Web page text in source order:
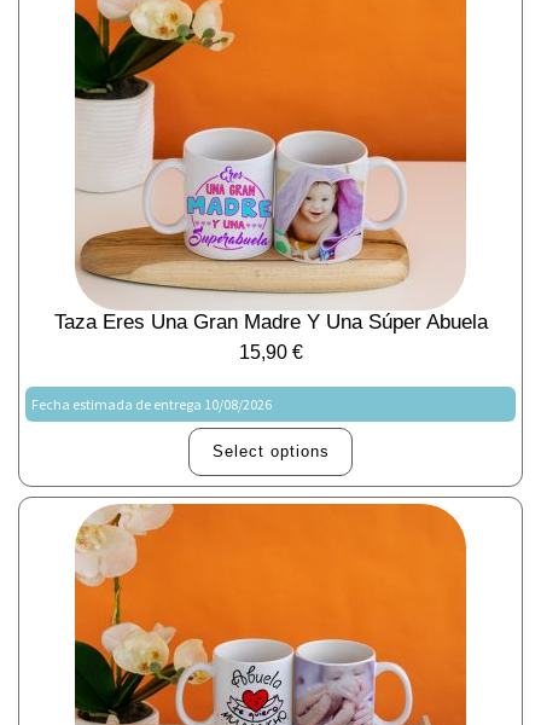
Taza Eres Una Gran Madre Y Una Súper Abuela
15,90 €
Fecha estimada de entrega 10/08/2026
Select options